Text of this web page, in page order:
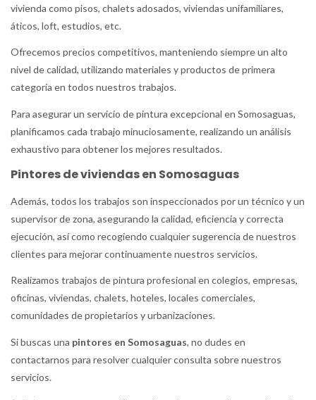
vivienda como pisos, chalets adosados, viviendas unifamiliares,
áticos, loft, estudios, etc.
Ofrecemos precios competitivos, manteniendo siempre un alto
nivel de calidad, utilizando materiales y productos de primera
categoría en todos nuestros trabajos.
Para asegurar un servicio de pintura excepcional en Somosaguas,
planificamos cada trabajo minuciosamente, realizando un análisis
exhaustivo para obtener los mejores resultados.
Pintores de viviendas en Somosaguas
Además, todos los trabajos son inspeccionados por un técnico y un
supervisor de zona, asegurando la calidad, eficiencia y correcta
ejecución, así como recogiendo cualquier sugerencia de nuestros
clientes para mejorar continuamente nuestros servicios.
Realizamos trabajos de pintura profesional en colegios, empresas,
oficinas, viviendas, chalets, hoteles, locales comerciales,
comunidades de propietarios y urbanizaciones.
Si buscas una pintores en Somosaguas, no dudes en
contactarnos para resolver cualquier consulta sobre nuestros
servicios.